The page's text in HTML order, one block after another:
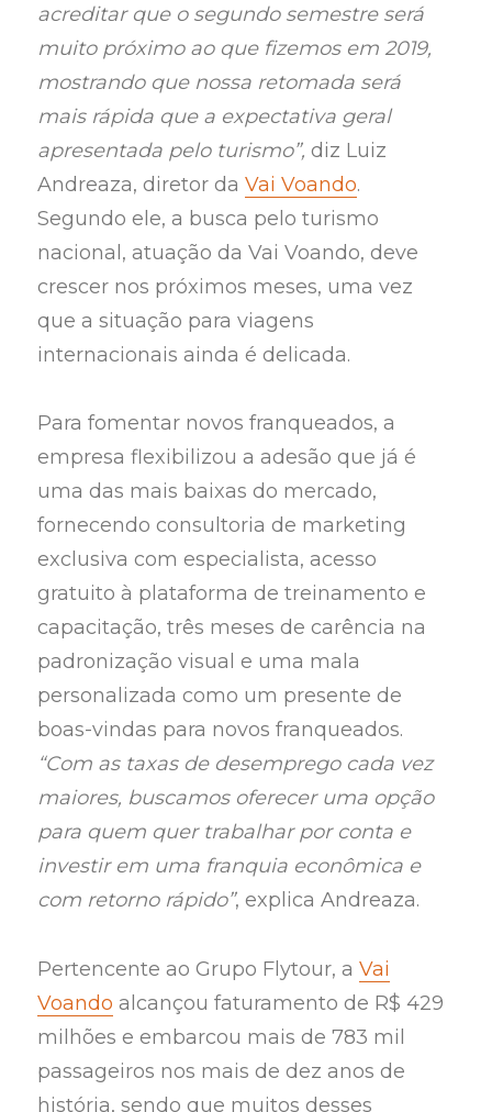
acreditar que o segundo semestre será
muito próximo ao que fizemos em 2019,
mostrando que nossa retomada será
mais rápida que a expectativa geral
apresentada pelo turismo”, diz Luiz
Andreaza, diretor daVai Voando.
Segundo ele, a busca pelo turismo
nacional, atuação da Vai Voando, deve
crescer nos próximos meses, uma vez
que a situação para viagens
internacionais ainda é delicada.
Para fomentar novos franqueados, a
empresa flexibilizou a adesão que já é
uma das mais baixas do mercado,
fornecendo consultoria de marketing
exclusiva com especialista, acesso
gratuito à plataforma de treinamento e
capacitação, três meses de carência na
padronização visual e uma mala
personalizada como um presente de
boas-vindas para novos franqueados.
“Com as taxas de desemprego cada vez
maiores, buscamos oferecer uma opção
para quem quer trabalhar por conta e
investir em uma franquia econômica e
com retorno rápido”, explica Andreaza.
Pertencente ao Grupo Flytour, aVai
Voando alcançou faturamento de R$ 429
milhões e embarcou mais de 783 mil
passageiros nos mais de dez anos de
história, sendo que muitos desses